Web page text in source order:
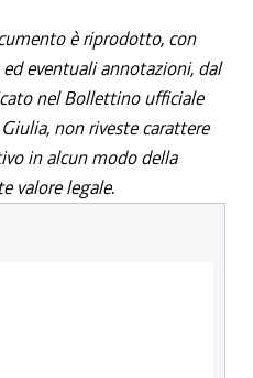
è riprodotto, con
eventuali annotazioni, dal
nel Bollettino ufficiale
non riveste carattere
in alcun modo della
valore legale.